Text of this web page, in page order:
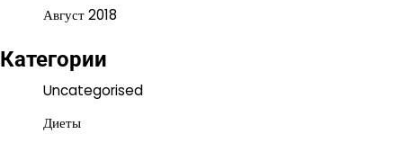
Август 2018
Категории
Uncategorised
Диеты